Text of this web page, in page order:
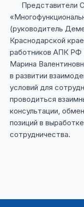
Представители
(руководитель
Краснодарской
работников АПК РФ
Марина
в развитии
условий для
проводиться
консультации,
позиций в
сотрудничества.